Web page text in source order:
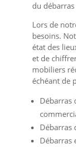
du
Lors de
besoins.
état des
et de
mobiliers
échéant de
Débarras
Débarras
Débarras